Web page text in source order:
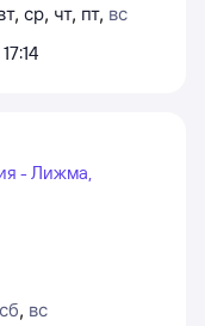
, ср, чт, пт, вс
17:14
- Лижма,
сб, вс